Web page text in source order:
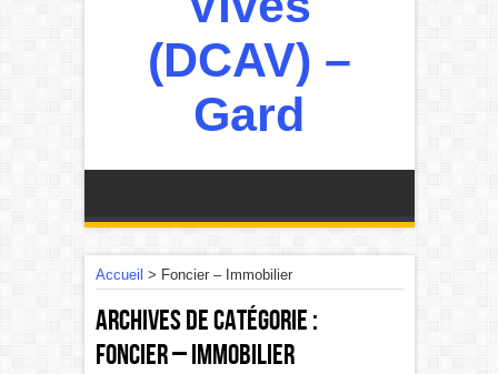
Accueil > Foncier – Immobilier
Archives de catégorie :
Foncier – Immobilier